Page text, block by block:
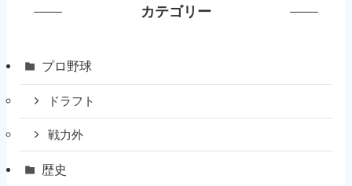
カテゴリー
プロ野球
ドラフト
戦力外
歴史